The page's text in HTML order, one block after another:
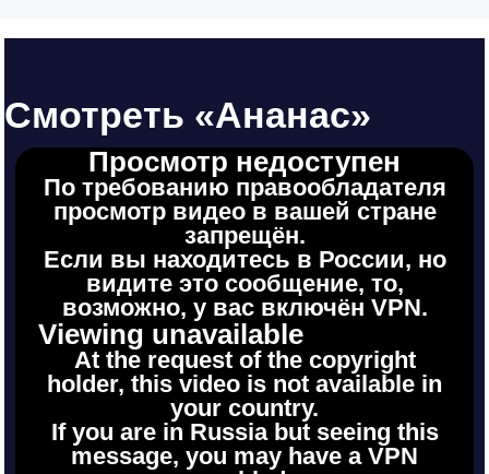
Смотреть «Ананас»
Просмотр недоступен
По требованию правообладателя
просмотр видео в вашей стране
запрещён.
Если вы находитесь в России, но
видите это сообщение, то,
возможно, у вас включён VPN.
Viewing unavailable
At the request of the copyright
holder, this video is not available in
your country.
If you are in Russia but seeing this
message, you may have a VPN